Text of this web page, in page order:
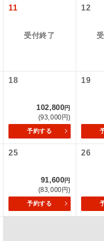
11
受付終了
12
18
102,800円
(93,000円)
予約する
19
25
91,600円
(83,000円)
予約する
26
定する「個人包括旅行運賃
成立となります。
いて
スとなりますので、コール
同行
現地到着空
乗務 バスガイド
ユネスコに
絶景スポット
温泉地にも宿
ご宿泊ホテル
き
全てのお食事